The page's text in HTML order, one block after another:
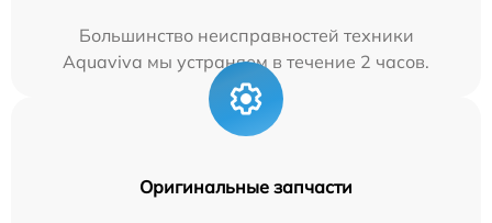
Большинство неисправностей техники
Aquaviva мы устраняем в течение 2 часов.
Оригинальные запчасти